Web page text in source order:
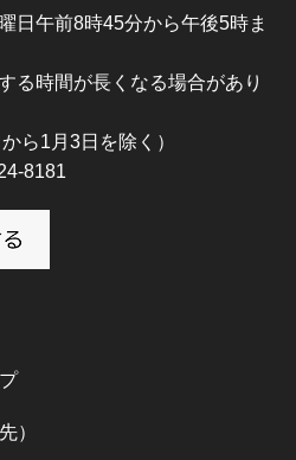
日午前8時45分から午後5時ま
る時間が長くなる場合があり
ら1月3日を除く）
8181
）